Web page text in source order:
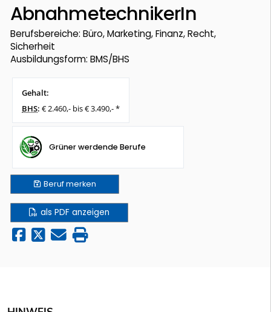
AbnahmetechnikerIn
Berufsbereiche: Büro, Marketing, Finanz, Recht,
Sicherheit
Ausbildungsform: BMS/BHS
Gehalt:
BHS: € 2.460,- bis € 3.490,- *
Grüner werdende Berufe
Berufmerken
als PDF anzeigen